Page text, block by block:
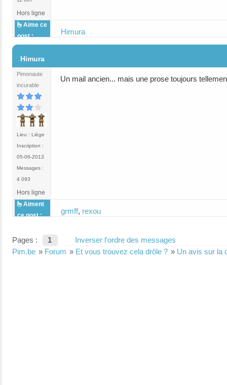
Hors ligne
Aime ce
post :
Himura
Himura
Pimonaute
incurable
Lieu : Liège
Inscription :
05-06-2013
Messages :
4 093
Un mail ancien... mais une prose toujours
Hors ligne
Aiment
ce post :
grmff, rexou
Pages : 1
Inverser l'ordre des messages
Pim.be » Forum » Et vous trouvez cela drôle ? » Un avis sur la